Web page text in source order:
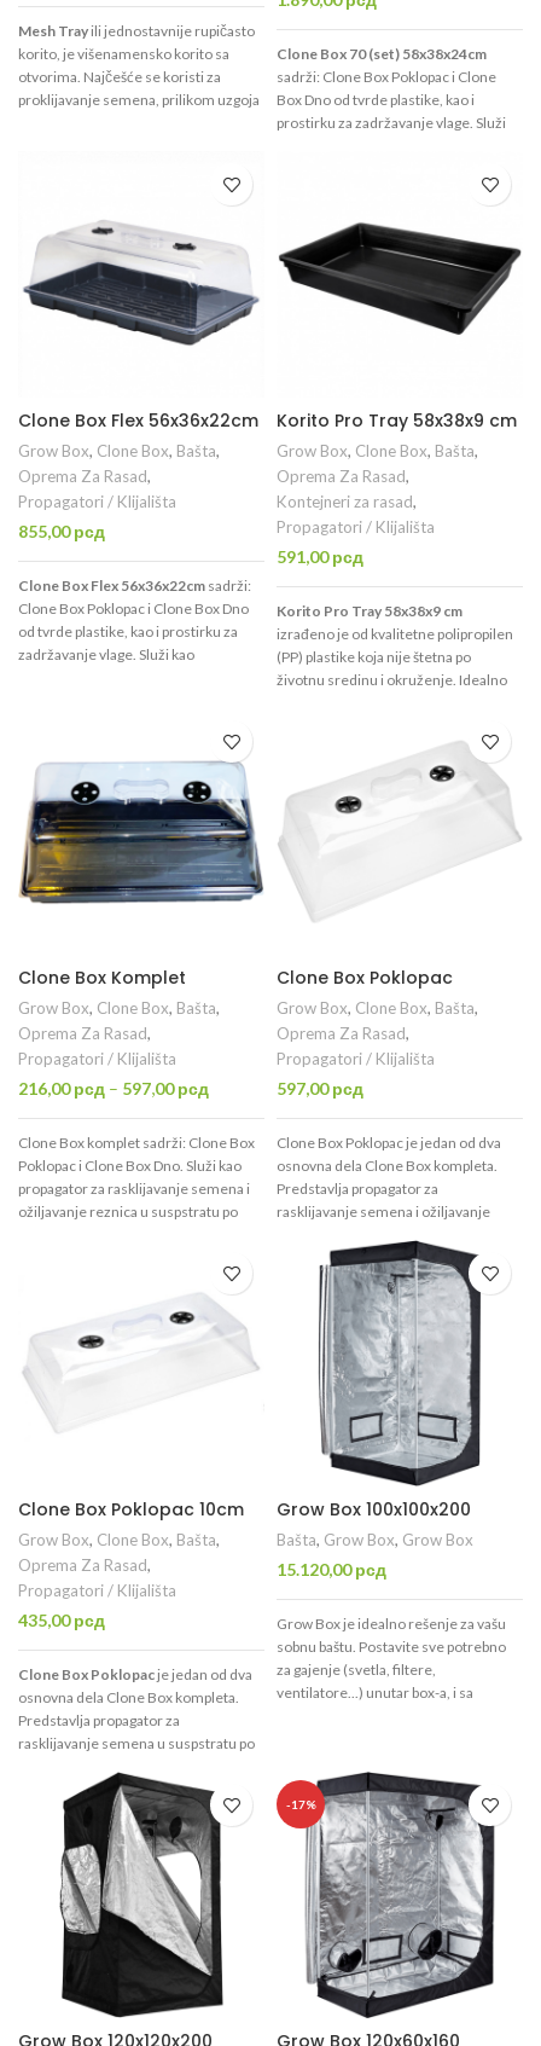
Mesh Tray ili jednostavnije rupičasto
korito, je višenamensko korito sa
otvorima. Najčešće se koristi za
proklijavanje semena, prilikom uzgoja
korita se poklapaju sa dimenzijama
standradnog Clone Box Dno korita.
Clone Box 70 (set) 58x38x24cm
sadrži: Clone Box Poklopac i Clone
Box Dno od tvrde plastike, kao i
prostirku za zadržavanje vlage. Služi
24cm.Napomena: proizvodi koji su
kupljeni sa popustom na količinu
nisu individualno zapakovani, nemaju
Clone Box Flex 56x36x22cm
Grow Box, Clone Box, Bašta,
Oprema Za Rasad,
Propagatori / Klijališta
855,00рсд
Clone Box Flex 56x36x22cm sadrži:
Clone Box Poklopac i Clone Box Dno
od tvrde plastike, kao i prostirku za
zadržavanje vlage. Služi kao
Korito Pro Tray 58x38x9 cm
Grow Box, Clone Box, Bašta,
Oprema Za Rasad,
Kontejneri za rasad,
Propagatori / Klijališta
591,00рсд
Korito Pro Tray 58x38x9 cm
izrađeno je od kvalitetne polipropilen
(PP) plastike koja nije štetna po
životnu sredinu i okruženje. Idealno
spelta, itd.), uzgoj mikrobilja, kao i u
druge svrhe gde je potrebno korito
ovih dimenzija.
Clone Box Komplet
Grow Box, Clone Box, Bašta,
Oprema Za Rasad,
Propagatori / Klijališta
216,00рсд – 597,00рсд
Clone Box komplet sadrži: Clone Box
Poklopac i Clone Box Dno. Služi kao
propagator za rasklijavanje semena i
ožiljavanje reznica u suspstratu po
Clone Box Poklopac
Grow Box, Clone Box, Bašta,
Oprema Za Rasad,
Propagatori / Klijališta
597,00рсд
Clone Box Poklopac je jedan od dva
osnovna dela Clone Box kompleta.
Predstavlja propagator za
rasklijavanje semena i ožiljavanje
Clone Box Poklopac 10cm
Grow Box, Clone Box, Bašta,
Oprema Za Rasad,
Propagatori / Klijališta
435,00рсд
Clone Box Poklopac je jedan od dva
osnovna dela Clone Box kompleta.
Predstavlja propagator za
rasklijavanje semena u suspstratu po
Grow Box 100x100x200
Bašta, Grow Box, Grow Box
15.120,00рсд
Grow Box je idealno rešenje za vašu
sobnu baštu. Postavite sve potrebno
za gajenje (svetla, filtere,
ventilatore...) unutar box-a, i sa
rezultatima!
Grow Box 120x120x200
-17%
Grow Box 120x60x160